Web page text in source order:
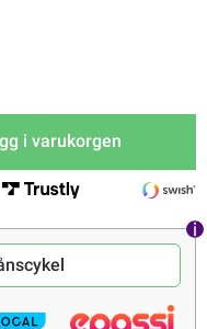
i varukorgen